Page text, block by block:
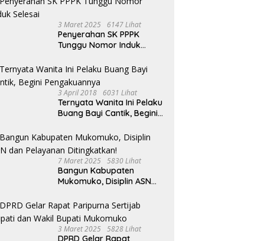
3 Maret 2025 6147 Lihat
Penyerahan SK PPPK
Tunggu Nomor Induk
3 April 2018 6031 Lihat
Ternyata Wanita Ini Pelaku
Buang Bayi Cantik, Begini
7 Maret 2025 5830 Lihat
Bangun Kabupaten
Mukomuko, Disiplin ASN
Ditingkatkan!
3 Maret 2025 5828 Lihat
DPRD Gelar Rapat